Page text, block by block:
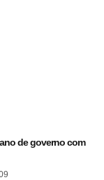
de governo com